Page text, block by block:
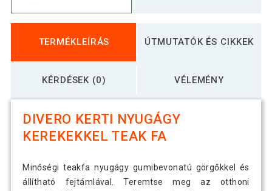
TERMÉKLEÍRÁS ÚTMUTATÓK ÉS CIKKEK
KÉRDÉSEK (0) VÉLEMÉNY
DIVERO KERTI NYUGÁGY
KEREKEKKEL TEAK FA
Minőségi teakfa nyugágy gumibevonatú görgőkkel és
állítható fejtámlával. Teremtse meg az otthoni